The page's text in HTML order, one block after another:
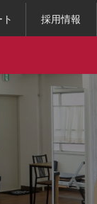
採用情報